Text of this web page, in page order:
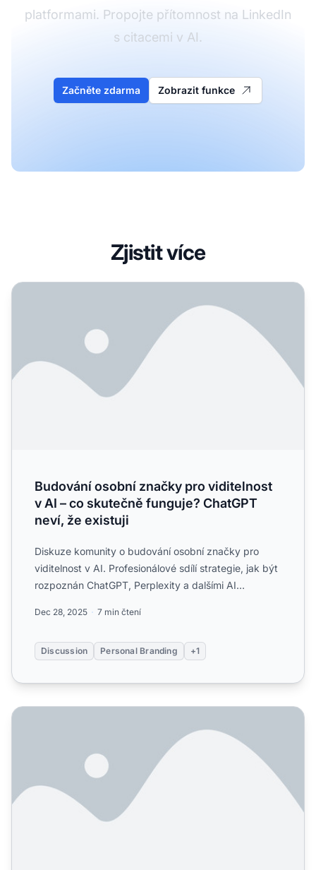
platformami. Propojte přítomnost na LinkedIn
s citacemi v AI.
Začněte zdarma Zobrazit funkce
Zjistit více
Budování osobní značky pro viditelnost v AI – co
Budování osobní značky pro viditelnost
v AI – co skutečně funguje? ChatGPT
neví, že existuji
Diskuze komunity o budování osobní značky pro
viditelnost v AI. Profesionálové sdílí strategie, jak být
rozpoznán ChatGPT, Perplexity a dalšími AI
Dec 28, 2025 7 min čtení
Discussion Personal Branding +1
Jak optimalizovat LinkedIn pro viditelnost a objevitelnost